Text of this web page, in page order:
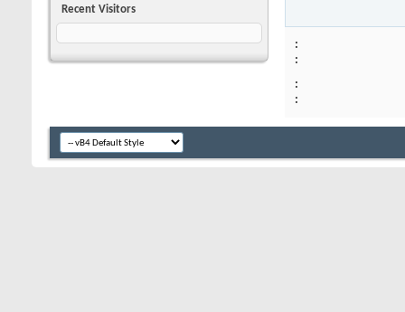
Recent Visitors